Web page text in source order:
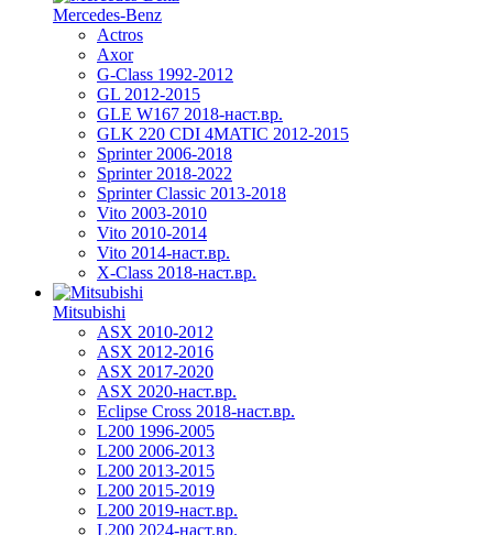
Mercedes-Benz
Actros
Axor
G-Class 1992-2012
GL 2012-2015
GLE W167 2018-наст.вр.
GLK 220 CDI 4MATIC 2012-2015
Sprinter 2006-2018
Sprinter 2018-2022
Sprinter Classic 2013-2018
Vito 2003-2010
Vito 2010-2014
Vito 2014-наст.вр.
X-Class 2018-наст.вр.
Mitsubishi
ASX 2010-2012
ASX 2012-2016
ASX 2017-2020
ASX 2020-наст.вр.
Eclipse Cross 2018-наст.вр.
L200 1996-2005
L200 2006-2013
L200 2013-2015
L200 2015-2019
L200 2019-наст.вр.
L200 2024-наст.вр.